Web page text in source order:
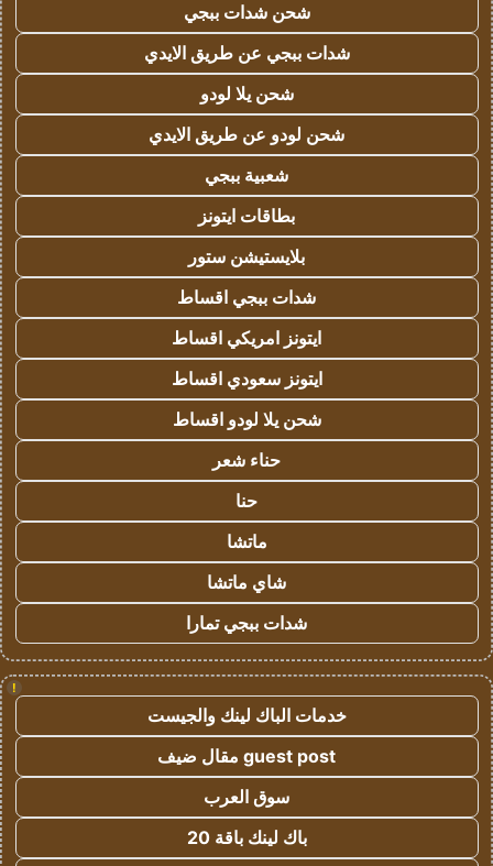
شحن شدات ببجي
شدات ببجي عن طريق الايدي
شحن يلا لودو
شحن لودو عن طريق الايدي
شعبية ببجي
بطاقات ايتونز
بلايستيشن ستور
شدات ببجي اقساط
ايتونز امريكي اقساط
ايتونز سعودي اقساط
شحن يلا لودو اقساط
حناء شعر
حنا
ماتشا
شاي ماتشا
شدات ببجي تمارا
!
خدمات الباك لينك والجيست
guest post مقال ضيف
سوق العرب
باك لينك باقة 20